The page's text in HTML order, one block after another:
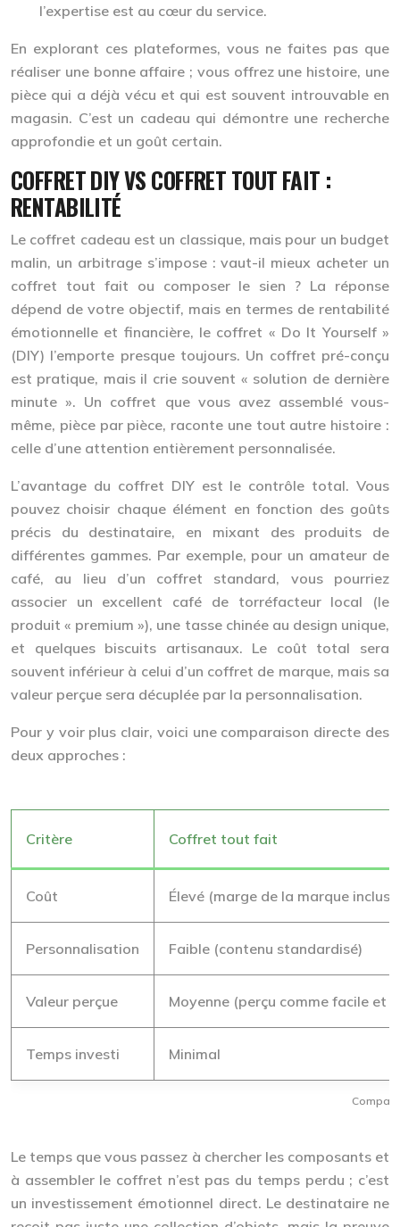
l’expertise est au cœur du service.
En explorant ces plateformes, vous ne faites pas que
réaliser une bonne affaire ; vous offrez une histoire, une
pièce qui a déjà vécu et qui est souvent introuvable en
magasin. C’est un cadeau qui démontre une recherche
approfondie et un goût certain.
COFFRET DIY VS COFFRET TOUT FAIT :
RENTABILITÉ
Le coffret cadeau est un classique, mais pour un budget
malin, un arbitrage s’impose : vaut-il mieux acheter un
coffret tout fait ou composer le sien ? La réponse
dépend de votre objectif, mais en termes de rentabilité
émotionnelle et financière, le coffret « Do It Yourself »
(DIY) l’emporte presque toujours. Un coffret pré-conçu
est pratique, mais il crie souvent « solution de dernière
minute ». Un coffret que vous avez assemblé vous-
même, pièce par pièce, raconte une tout autre histoire :
celle d’une attention entièrement personnalisée.
L’avantage du coffret DIY est le contrôle total. Vous
pouvez choisir chaque élément en fonction des goûts
précis du destinataire, en mixant des produits de
différentes gammes. Par exemple, pour un amateur de
café, au lieu d’un coffret standard, vous pourriez
associer un excellent café de torréfacteur local (le
produit « premium »), une tasse chinée au design unique,
et quelques biscuits artisanaux. Le coût total sera
souvent inférieur à celui d’un coffret de marque, mais sa
valeur perçue sera décuplée par la personnalisation.
Pour y voir plus clair, voici une comparaison directe des
deux approches :
Critère Coffret tout fait
Coût Élevé (marge de la marque
Personnalisation Faible (contenu standardisé)
Valeur perçue Moyenne (perçu comme facile et
Temps investi Minimal
Le temps que vous passez à chercher les composants et
à assembler le coffret n’est pas du temps perdu ; c’est
un investissement émotionnel direct. Le destinataire ne